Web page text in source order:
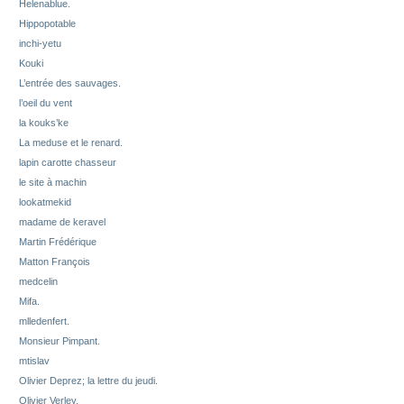
Helenablue.
Hippopotable
inchi-yetu
Kouki
L’entrée des sauvages.
l’oeil du vent
la kouks’ke
La meduse et le renard.
lapin carotte chasseur
le site à machin
lookatmekid
madame de keravel
Martin Frédérique
Matton François
medcelin
Mifa.
mlledenfert.
Monsieur Pimpant.
mtislav
Olivier Deprez; la lettre du jeudi.
Olivier Verley.